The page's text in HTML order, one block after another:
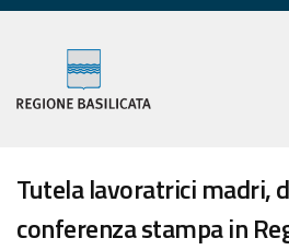
Tutela lavoratrici madri,
conferenza stampa in